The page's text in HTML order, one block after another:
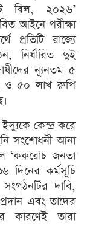
বিল, ২০২৬’
আইনে পরীক্ষা
প্রতিটি রাজ্যে
নির্ধারিত দুই
ন্যূনতম ৫
ও ৫০ লাখ রুপি
কেন্দ্র করে
সংশোধনী আনা
‘ককরোচ জনতা
দিনের কর্মসূচি
সংগঠনটির দাবি,
প্রদান এবং তাদের
কারণেই তারা